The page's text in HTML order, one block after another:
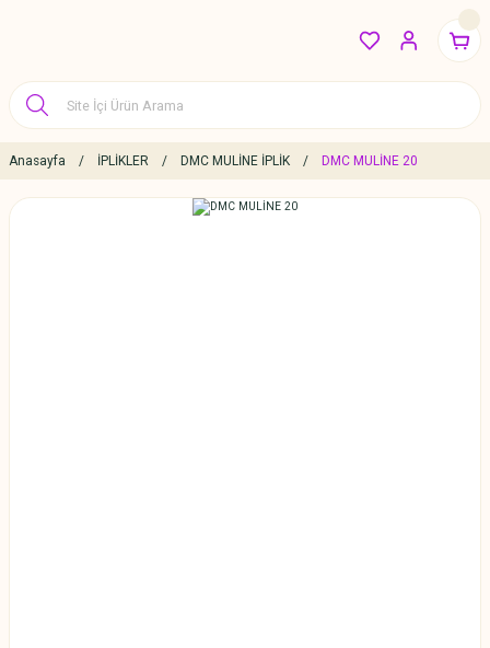
Anasayfa İPLİKLER DMC MULİNE İPLİK DMC MULİNE 20